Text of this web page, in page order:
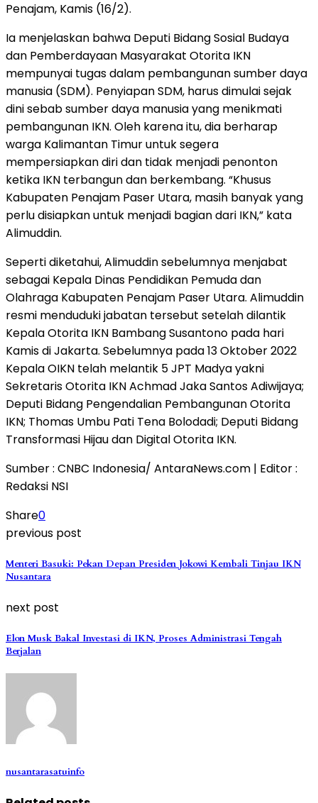
Penajam, Kamis (16/2).
Ia menjelaskan bahwa Deputi Bidang Sosial Budaya
dan Pemberdayaan Masyarakat Otorita IKN
mempunyai tugas dalam pembangunan sumber daya
manusia (SDM). Penyiapan SDM, harus dimulai sejak
dini sebab sumber daya manusia yang menikmati
pembangunan IKN. Oleh karena itu, dia berharap
warga Kalimantan Timur untuk segera
mempersiapkan diri dan tidak menjadi penonton
ketika IKN terbangun dan berkembang. “Khusus
Kabupaten Penajam Paser Utara, masih banyak yang
perlu disiapkan untuk menjadi bagian dari IKN,” kata
Alimuddin.
Seperti diketahui, Alimuddin sebelumnya menjabat
sebagai Kepala Dinas Pendidikan Pemuda dan
Olahraga Kabupaten Penajam Paser Utara. Alimuddin
resmi menduduki jabatan tersebut setelah dilantik
Kepala Otorita IKN Bambang Susantono pada hari
Kamis di Jakarta. Sebelumnya pada 13 Oktober 2022
Kepala OIKN telah melantik 5 JPT Madya yakni
Sekretaris Otorita IKN Achmad Jaka Santos Adiwijaya;
Deputi Bidang Pengendalian Pembangunan Otorita
IKN; Thomas Umbu Pati Tena Bolodadi; Deputi Bidang
Transformasi Hijau dan Digital Otorita IKN.
Sumber : CNBC Indonesia/ AntaraNews.com | Editor :
Redaksi NSI
Share0
previous post
Menteri Basuki: Pekan Depan Presiden Jokowi Kembali Tinjau IKN
Nusantara
next post
Elon Musk Bakal Investasi di IKN, Proses Administrasi Tengah
Berjalan
nusantarasatuinfo